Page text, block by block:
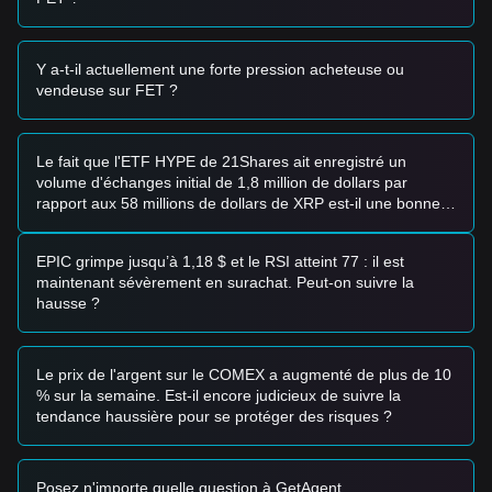
1,30 $et montre des signes de rebond, cela pourrait
constituer une opportunité d’achat à court terme.
• Si le prix du FET parvient à franchir la résistance
• Si le prix du FET passe sous le seuil1,25 $, le marché
pourrait entrer dans une phase de correction à court terme
plus profonde, potentiellement en testant des niveaux
psychologiques plus bas.
Stratégie d’Achat
En fonction de la structure actuelle du marché, les analystes
suggèrent les stratégies suivantes :
• Attendre que le prix du FET reteste le niveau de support
progressives.
• En alternative, attendre une cassure confirmée et une
clôture de bougie au-dessus de la résistance1,52 $
suivre l’élan.
Y a-t-il actuellement une forte pression acheteuse ou
vendeuse sur FET ?
Le fait que l'ETF HYPE de 21Shares ait enregistré un
volume d'échanges initial de 1,8 million de dollars par
rapport aux 58 millions de dollars de XRP est-il une bonne
EPIC grimpe jusqu’à 1,18 $ et le RSI atteint 77 : il est
maintenant sévèrement en surachat. Peut-on suivre la
hausse ?
Le prix de l'argent sur le COMEX a augmenté de plus de 10
% sur la semaine. Est-il encore judicieux de suivre la
tendance haussière pour se protéger des risques ?
Posez n'importe quelle question à GetAgent